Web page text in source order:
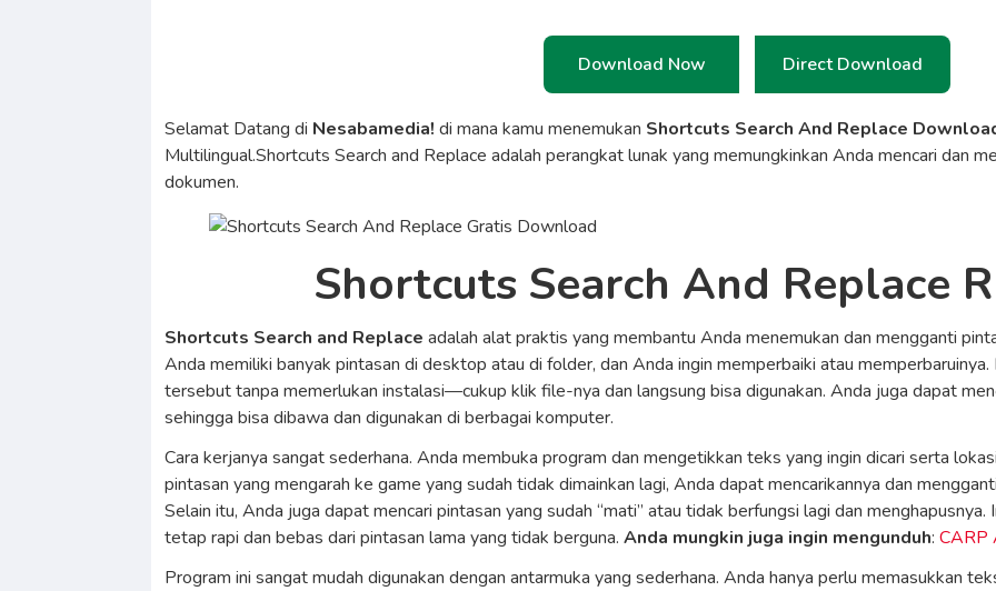
Download Now Direct Download
Selamat Datang di Nesabamedia!di mana kamu menemukan Shortcuts Search And Replace
Multilingual.Shortcuts Search and Replace adalah perangkat lunak yang memungkinkan Anda mencari dan
dokumen.
Shortcuts Search And Replace
Shortcuts Search and Replace adalah alat praktis yang membantu Anda menemukan dan mengganti
Anda memiliki banyak pintasan di desktop atau di folder, dan Anda ingin memperbaiki atau
tersebut tanpa memerlukan instalasi—cukup klik file-nya dan langsung bisa digunakan. Anda juga dapat
sehingga bisa dibawa dan digunakan di berbagai komputer.
Cara kerjanya sangat sederhana. Anda membuka program dan mengetikkan teks yang ingin dicari serta
pintasan yang mengarah ke game yang sudah tidak dimainkan lagi, Anda dapat mencarikannya dan
Selain itu, Anda juga dapat mencari pintasan yang sudah “mati” atau tidak berfungsi lagi dan
tetap rapi dan bebas dari pintasan lama yang tidak berguna.Anda mungkin juga ingin mengunduh:CARP
Program ini sangat mudah digunakan dengan antarmuka yang sederhana. Anda hanya perlu memasukkan